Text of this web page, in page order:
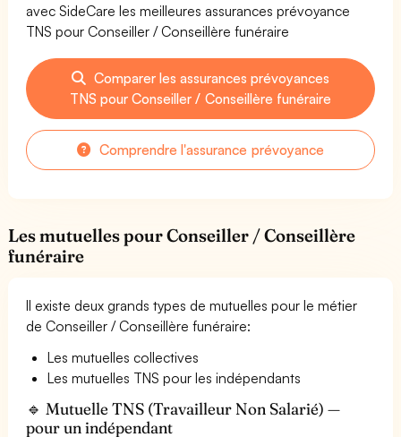
avec SideCare les meilleures assurances prévoyance
TNS pour Conseiller / Conseillère funéraire
Comparer les assurances prévoyances
TNS pour Conseiller / Conseillère funéraire
Comprendre l'assurance prévoyance
Les mutuelles pour Conseiller / Conseillère
funéraire
Il existe deux grands types de mutuelles pour le métier
de Conseiller / Conseillère funéraire:
Les mutuelles collectives
Les mutuelles TNS pour les indépendants
🔹 Mutuelle TNS (Travailleur Non Salarié) —
pour un indépendant